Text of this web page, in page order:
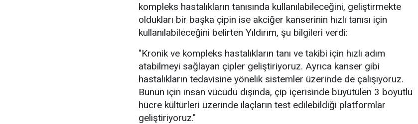
kompleks hastalıkların tanısında kullanılabileceğini, geliştirmekte
oldukları bir başka çipin ise akciğer kanserinin hızlı tanısı için
kullanılabileceğini belirten Yıldırım, şu bilgileri verdi:
"Kronik ve kompleks hastalıkların tanı ve takibi için hızlı adım
atabilmeyi sağlayan çipler geliştiriyoruz. Ayrıca kanser gibi
hastalıkların tedavisine yönelik sistemler üzerinde de çalışıyoruz.
Bunun için insan vücudu dışında, çip içerisinde büyütülen 3 boyutlu
hücre kültürleri üzerinde ilaçların test edilebildiği platformlar
geliştiriyoruz."